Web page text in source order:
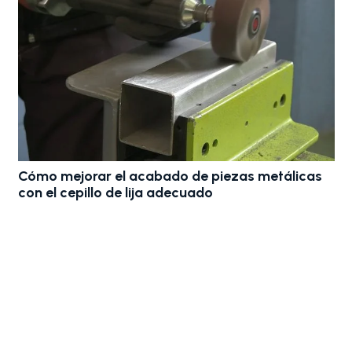
Bandas de lija para madera: El
optimizar el acabado en fábricas